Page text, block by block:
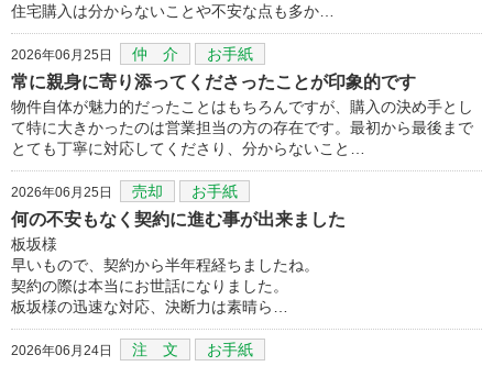
住宅購入は分からないことや不安な点も多か…
2026年06月25日 仲 介 お手紙
常に親身に寄り添ってくださったことが印象的です
物件自体が魅力的だったことはもちろんですが、購入の決め手とし
て特に大きかったのは営業担当の方の存在です。最初から最後まで
とても丁寧に対応してくださり、分からないこと…
2026年06月25日 売却 お手紙
何の不安もなく契約に進む事が出来ました
板坂様
早いもので、契約から半年程経ちましたね。
契約の際は本当にお世話になりました。
板坂様の迅速な対応、決断力は素晴ら…
2026年06月24日 注 文 お手紙